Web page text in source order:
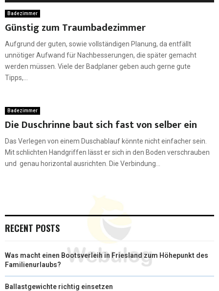
Badezimmer
Günstig zum Traumbadezimmer
Aufgrund der guten, sowie vollständigen Planung, da entfällt
unnötiger Aufwand für Nachbesserungen, die später gemacht
werden müssen. Viele der Badplaner geben auch gerne gute
Tipps,...
Badezimmer
Die Duschrinne baut sich fast von selber ein
Das Verlegen von einem Duschablauf könnte nicht einfacher sein.
Mit schlichten Handgriffen lässt er sich in den Boden verschrauben
und genau horizontal ausrichten. Die Verbindung...
RECENT POSTS
Was macht einen Bootsverleih in Friesland zum Höhepunkt des
Familienurlaubs?
Ballastgewichte richtig einsetzen